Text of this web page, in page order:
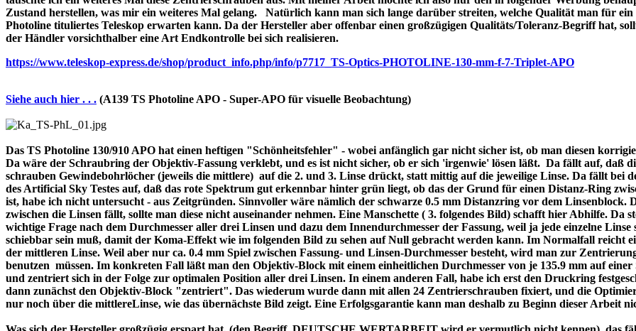
Zustand herstellen, was mir ein weiteres Mal gelang. Natürlich kann man sich lange darüber streiten, welche Qualität man für ein
Photoline tituliertes Teleskop erwarten kann. Da der Hersteller aber offenbar einen großzügigen Qualitäts/Toleranz-Begriff hat,
der Händler vorsichthalber eine Art Endkontrolle bei sich realisieren.
https://www.teleskop-express.de/shop/product_info.php/info/p7717_TS-Optics-PHOTOLINE-130-mm-f-7-Triplet-APO
Siehe auch hier . . . (A139 TS Photoline APO - Super-APO für visuelle Beobachtung)
Das TS Photoline 130/910 APO hat einen heftigen "Schönheitsfehler" - wobei anfänglich gar nicht sicher ist, ob man diesen
Da wäre der Schraubring der Objektiv-Fassung verklebt, und es ist nicht sicher, ob er sich 'irgenwie' lösen läßt. Da fällt auf, daß
schrauben Gewindebohrlöcher (jeweils die mittlere) auf die 2. und 3. Linse drückt, statt mittig auf die jeweilige Linse. Da fällt bei
des Artificial Sky Testes auf, daß das rote Spektrum gut erkennbar hinter grün liegt, ob das der Grund für einen Distanz-Ring
ist, habe ich nicht untersucht - aus Zeitgründen. Sinnvoller wäre nämlich der schwarze 0.5 mm Distanzring vor dem Linsenblock.
zwischen die Linsen fällt, sollte man diese nicht auseinander nehmen. Eine Manschette ( 3. folgendes Bild) schafft hier Abhilfe. Da
wichtige Frage nach dem Durchmesser aller drei Linsen und dazu dem Innendurchmesser der Fassung, weil ja jede einzelne Linse
schiebbar sein muß, damit der Koma-Effekt wie im folgenden Bild zu sehen auf Null gebracht werden kann. Im Normalfall reicht
der mittleren Linse. Weil aber nur ca. 0.4 mm Spiel zwischen Fassung- und Linsen-Durchmesser besteht, wird man zur
benutzen müssen. Im konkreten Fall läßt man den Objektiv-Block mit einem einheitlichen Durchmesser von je 135.9 mm auf
und zentriert sich in der Folge zur optimalen Position aller drei Linsen. In einem anderen Fall, habe ich erst den Druckring
dann zunächst den Objektiv-Block "zentriert". Das wiederum wurde dann mit allen 24 Zentrierschrauben fixiert, und die
nur noch über die mittlereLinse, wie das übernächste Bild zeigt. Eine Erfolgsgarantie kann man deshalb zu Beginn dieser Arbeit